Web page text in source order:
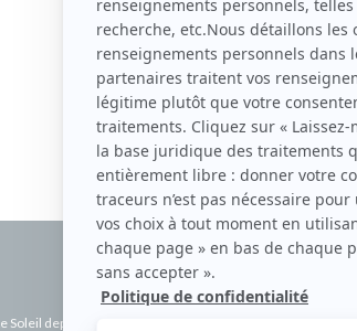
Autres
T-REXProducteur
depuis 2001, Richard Therrien carbure à son petit